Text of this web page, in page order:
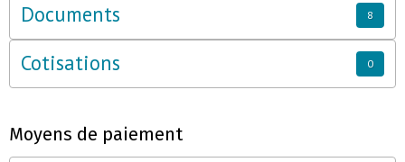
Documents 8
Cotisations 0
Moyens de paiement